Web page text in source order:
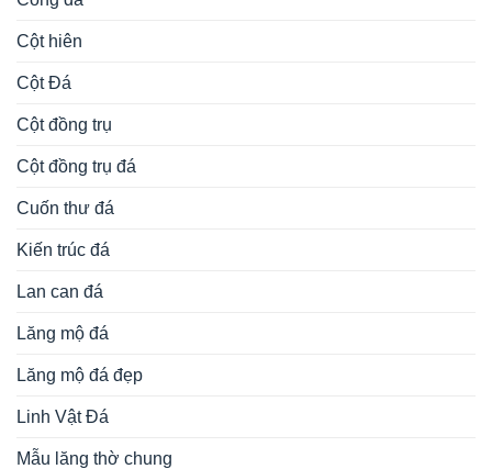
Cột hiên
Cột Đá
Cột đồng trụ
Cột đồng trụ đá
Cuốn thư đá
Kiến trúc đá
Lan can đá
Lăng mộ đá
Lăng mộ đá đẹp
Linh Vật Đá
Mẫu lăng thờ chung